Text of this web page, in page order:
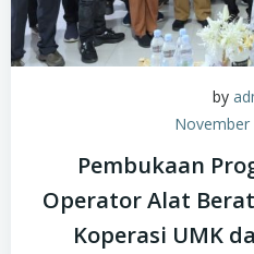
by
November
Pembukaan
Operator Alat
Koperasi UMK